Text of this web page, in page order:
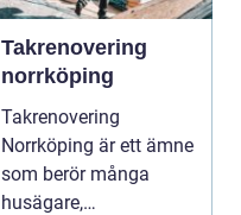
Takrenovering
norrköping
Takrenovering
Norrköping är ett ämne
som berör många
husägare,